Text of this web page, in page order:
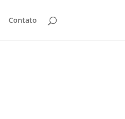
Contato